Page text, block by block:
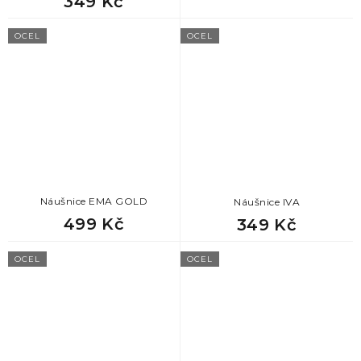
dárek pro kamaráda
dárek pro tchána
dárek pro zetě 78
dárek pro manžela
OCEL
Náušnice EMA GOLD
499 Kč
OCEL
Náušnice IVA
349 Kč
OCEL OCEL